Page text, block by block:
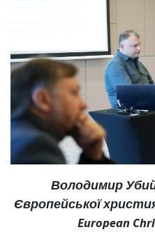
Володимир
Європейської
European